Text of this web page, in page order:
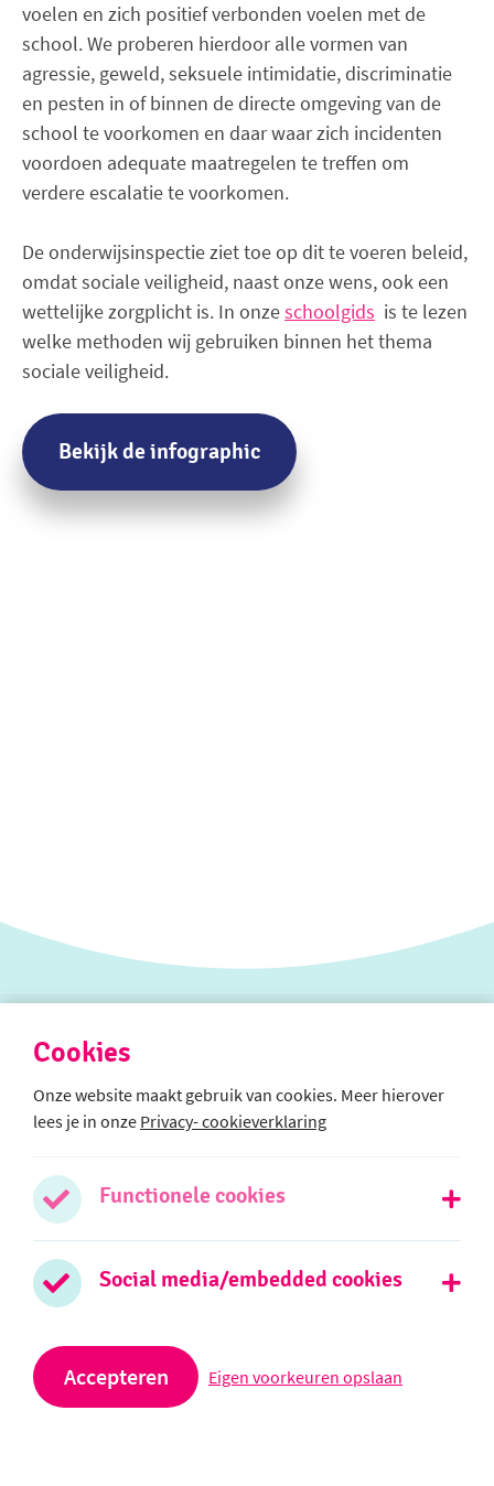
voelen en zich positief verbonden voelen met de
school. We proberen hierdoor alle vormen van
agressie, geweld, seksuele intimidatie, discriminatie
en pesten in of binnen de directe omgeving van de
school te voorkomen en daar waar zich incidenten
voordoen adequate maatregelen te treffen om
verdere escalatie te voorkomen.
De onderwijsinspectie ziet toe op dit te voeren beleid,
omdat sociale veiligheid, naast onze wens, ook een
wettelijke zorgplicht is. In onzeschoolgids is te lezen
welke methoden wij gebruiken binnen het thema
sociale veiligheid.
Bekijk de infographic
Afdeling SO
2403 TR Alphen aan den Rijn
Afdeling VSO
Meerkoetstraat 3
Cookies
Onze website maakt gebruik van cookies. Meer hierover
lees je in onze Privacy- cookieverklaring
Functionele cookies
Social media/embedded cookies
Accepteren Eigen voorkeuren opslaan